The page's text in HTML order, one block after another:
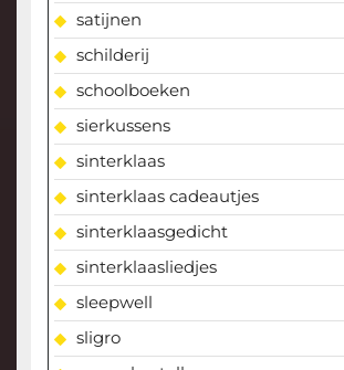
satijnen
schilderij
schoolboeken
sierkussens
sinterklaas
sinterklaas cadeautjes
sinterklaasgedicht
sinterklaasliedjes
sleepwell
sligro